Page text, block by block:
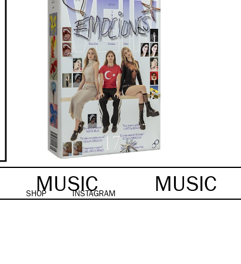
SHOP INSTAGRAM
MUSIC MUSIC